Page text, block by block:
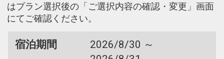
はプラン選択後の「ご選択内容の確認・変更」画面
にてご確認ください。
宿泊期間
2026/8/30 ～